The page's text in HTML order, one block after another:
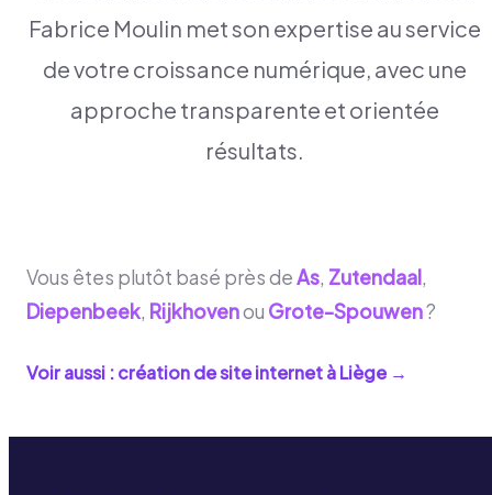
Fabrice Moulin met son expertise au service
de votre croissance numérique, avec une
approche transparente et orientée
résultats.
Vous êtes plutôt basé près deAs, Zutendaal,
Diepenbeek, Rijkhovenou Grote-Spouwen?
Voir aussi : création de site internet àLiège→